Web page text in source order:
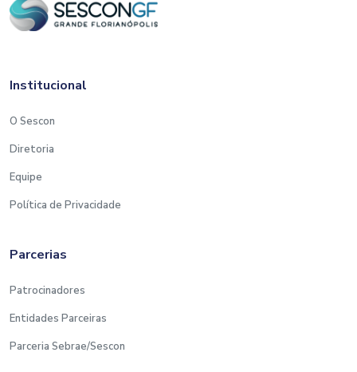
Institucional
O Sescon
Diretoria
Equipe
Política de Privacidade
Parcerias
Patrocinadores
Entidades Parceiras
Parceria Sebrae/Sescon